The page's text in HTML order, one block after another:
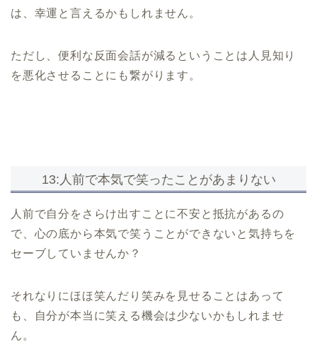
は、幸運と言えるかもしれません。
ただし、便利な反面会話が減るということは人見知り
を悪化させることにも繋がります。
13:人前で本気で笑ったことがあまりない
人前で自分をさらけ出すことに不安と抵抗があるの
で、心の底から本気で笑うことができないと気持ちを
セーブしていませんか？
それなりにほほ笑んだり笑みを見せることはあって
も、自分が本当に笑える機会は少ないかもしれませ
ん。